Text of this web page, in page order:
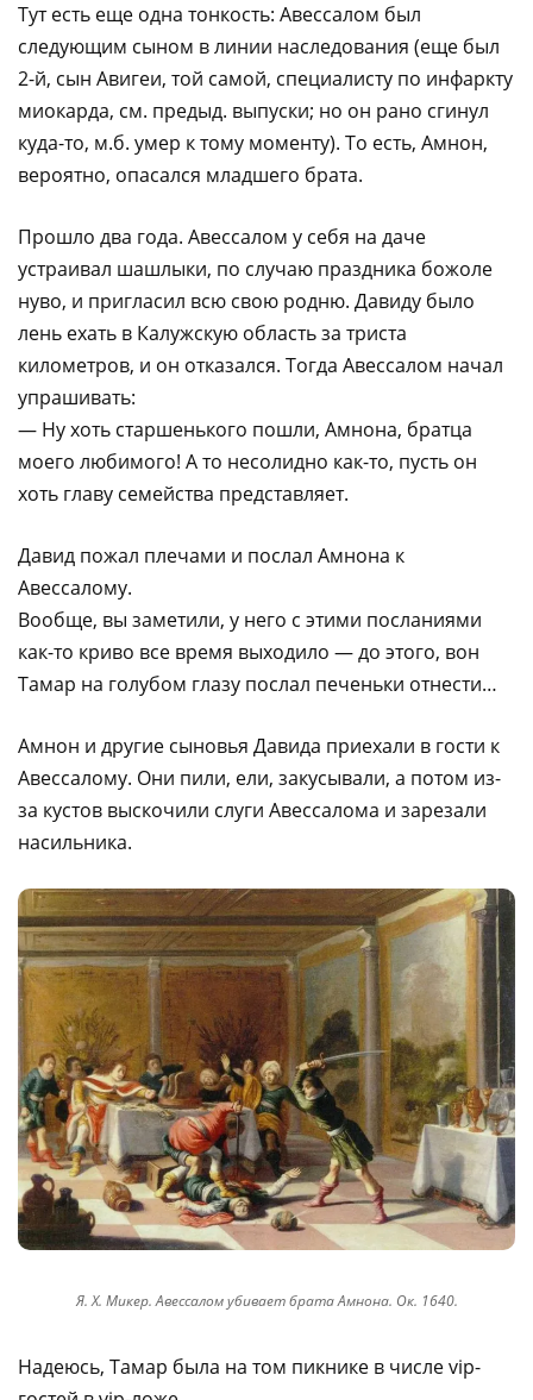
Тут есть еще одна тонкость: Авессалом был
следующим сыном в линии наследования (еще был
2-й, сын Авигеи, той самой, специалисту по инфаркту
миокарда, см. предыд. выпуски; но он рано сгинул
куда-то, м.б. умер к тому моменту). То есть, Амнон,
вероятно, опасался младшего брата.
Прошло два года. Авессалом у себя на даче
устраивал шашлыки, по случаю праздника божоле
нуво, и пригласил всю свою родню. Давиду было
лень ехать в Калужскую область за триста
километров, и он отказался. Тогда Авессалом начал
упрашивать:
— Ну хоть старшенького пошли, Амнона, братца
моего любимого! А то несолидно как-то, пусть он
хоть главу семейства представляет.
Давид пожал плечами и послал Амнона к
Авессалому.
Вообще, вы заметили, у него с этими посланиями
как-то криво все время выходило — до этого, вон
Тамар на голубом глазу послал печеньки отнести…
Амнон и другие сыновья Давида приехали в гости к
Авессалому. Они пили, ели, закусывали, а потом из-
за кустов выскочили слуги Авессалома и зарезали
насильника.
Я. Х. Микер. Авессалом убивает брата Амнона. Ок. 1640.
Надеюсь, Тамар была на том пикнике в числе vip-